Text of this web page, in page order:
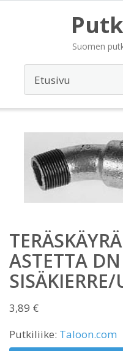
Suomen
ASTETTA
3,89 €
Putkiliike: Taloon.com